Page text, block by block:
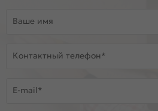
Ваше имя
Контактный телефон*
E-mail*